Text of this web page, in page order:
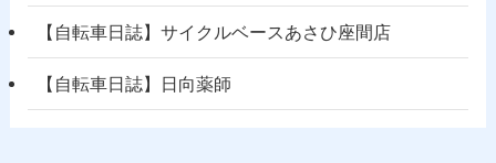
【自転車日誌】サイクルベースあさひ座間店
【自転車日誌】日向薬師